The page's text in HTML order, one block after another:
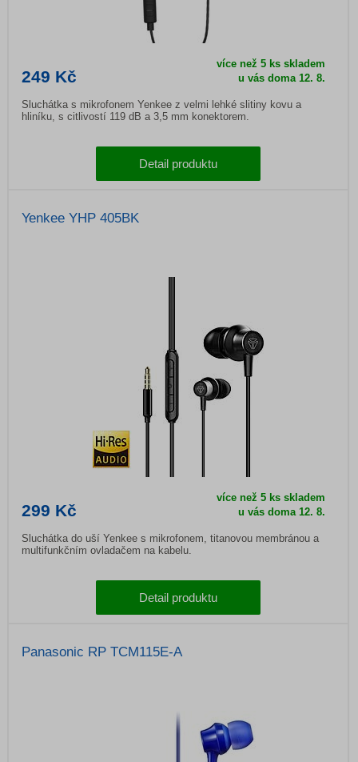
249 Kč
více než 5 ks skladem
u vás doma12. 8.
Sluchátka s mikrofonem Yenkee z velmi lehké slitiny kovu a
hliníku, s citlivostí 119 dB a 3,5 mm konektorem.
Detail produktu
Yenkee YHP 405BK
299 Kč
více než 5 ks skladem
u vás doma12. 8.
Sluchátka do uší Yenkee s mikrofonem, titanovou membránou a
multifunkčním ovladačem na kabelu.
Detail produktu
Panasonic RP TCM115E-A